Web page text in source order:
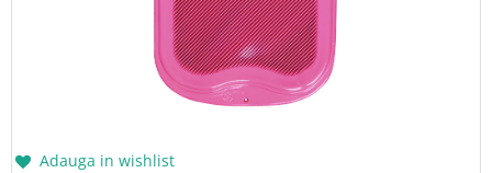
Adauga in wishlist